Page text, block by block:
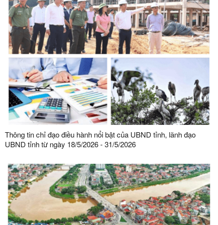
Thông tin chỉ đạo điều hành nổi bật của UBND tỉnh, lãnh đạo
UBND tỉnh từ ngày 18/5/2026 - 31/5/2026